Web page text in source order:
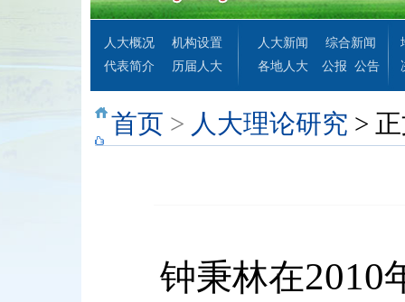
人大概况
机构设置
代表简介
历届人大
人大新闻
综合新闻
各地人大
公报 公告
首页 > 人大理论研究 >
钟秉林在2010